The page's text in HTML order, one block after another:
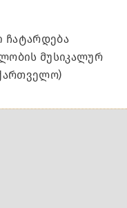
ჩატარდება
მუსიკალურ